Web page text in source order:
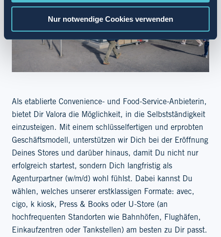
Nur notwendige Cookies verwenden
Als etablierte Convenience- und Food-Service-Anbieterin,
bietet Dir Valora die Möglichkeit, in die Selbstständigkeit
einzusteigen. Mit einem schlüsselfertigen und erprobten
Geschäftsmodell, unterstützen wir Dich bei der Eröffnung
Deines Stores und darüber hinaus, damit Du nicht nur
erfolgreich startest, sondern Dich langfristig als
Agenturpartner (w/m/d) wohl fühlst. Dabei kannst Du
wählen, welches unserer erstklassigen Formate: avec,
cigo, k kiosk, Press & Books oder U-Store (an
hochfrequenten Standorten wie Bahnhöfen, Flughäfen,
Einkaufzentren oder Tankstellen) am besten zu Dir passt.